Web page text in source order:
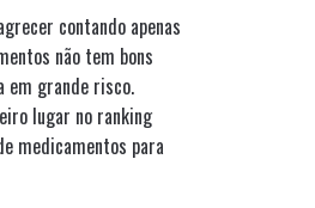
contando apenas
não tem bons
em grande risco.
lugar no ranking
medicamentos para